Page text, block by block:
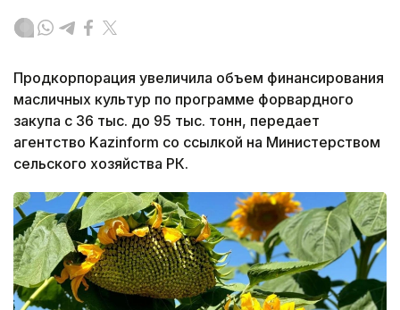
Продкорпорация увеличила объем финансирования
масличных культур по программе форвардного
закупа с 36 тыс. до 95 тыс. тонн, передает
агентство Kazinform со ссылкой на Министерством
сельского хозяйства РК.